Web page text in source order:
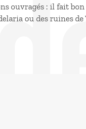
ouvragés : il fait
ou des ruines de